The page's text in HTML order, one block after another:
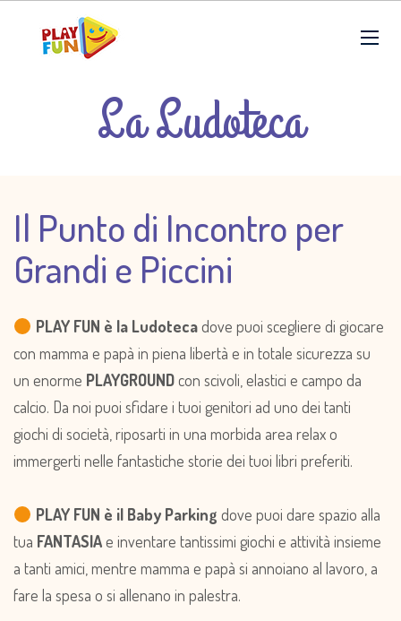
La Ludoteca
Il Punto di Incontro per
Grandi e Piccini
PLAY FUN è la Ludotecadove puoi scegliere di giocare
con mamma e papà in piena libertà e in totale sicurezza su
un enorme PLAYGROUNDcon scivoli, elastici e campo da
calcio. Da noi puoi sfidare i tuoi genitori ad uno dei tanti
giochi di società, riposarti in una morbida area relax o
immergerti nelle fantastiche storie dei tuoi libri preferiti.
PLAY FUN è il Baby Parking dove puoi dare spazio alla
tua FANTASIAe inventare tantissimi giochi e attività insieme
a tanti amici, mentre mamma e papà si annoiano al lavoro, a
fare la spesa o si allenano in palestra.